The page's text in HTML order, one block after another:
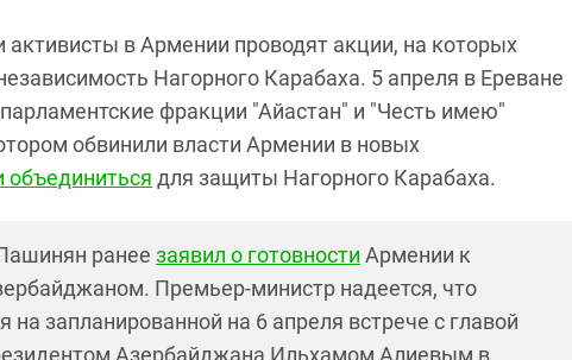
активисты в Армении проводят акции, на которых
Нагорного Карабаха. 5 апреля в Ереване
фракции "Айастан" и "Честь имею"
обвинили власти Армении в новых
объединиться для защиты Нагорного Карабаха.
ранее заявил о готовности Армении к
Премьер-министр надеется, что
на запланированной на 6 апреля встрече с главой
Азербайджана Ильхамом Алиевым в